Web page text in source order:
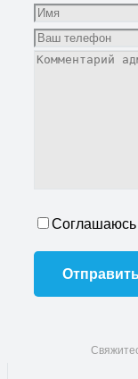
Соглашаюсь